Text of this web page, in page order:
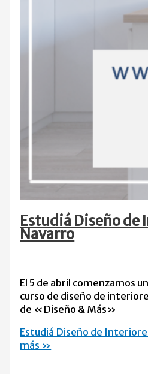
Estudiá Diseño de
Navarro
El 5 de abril comenzamos
curso de diseño de
de «Diseño & Más»
Estudiá Diseño de
más »